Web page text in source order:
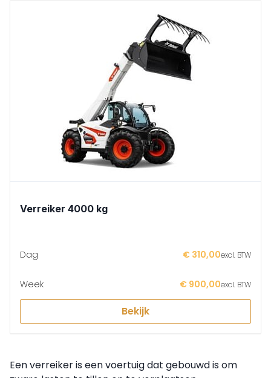
Verreiker 4000 kg
Dag € 310,00excl. BTW
Week € 900,00excl. BTW
Bekijk
Een verreiker is een voertuig dat gebouwd is om